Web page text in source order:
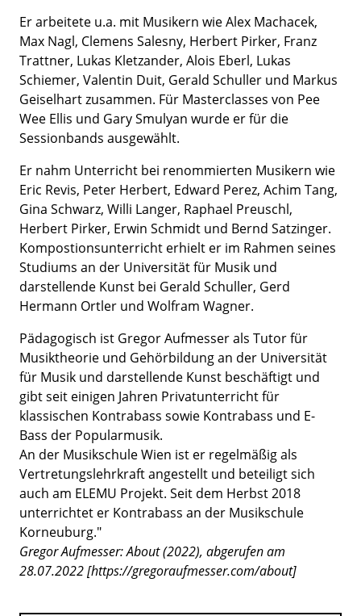
Er arbeitete u.a. mit Musikern wie Alex Machacek,
Max Nagl, Clemens Salesny, Herbert Pirker, Franz
Trattner, Lukas Kletzander, Alois Eberl, Lukas
Schiemer, Valentin Duit, Gerald Schuller und Markus
Geiselhart zusammen. Für Masterclasses von Pee
Wee Ellis und Gary Smulyan wurde er für die
Sessionbands ausgewählt.
Er nahm Unterricht bei renommierten Musikern wie
Eric Revis, Peter Herbert, Edward Perez, Achim Tang,
Gina Schwarz, Willi Langer, Raphael Preuschl,
Herbert Pirker, Erwin Schmidt und Bernd Satzinger.
Kompostionsunterricht erhielt er im Rahmen seines
Studiums an der Universität für Musik und
darstellende Kunst bei Gerald Schuller, Gerd
Hermann Ortler und Wolfram Wagner.
Pädagogisch ist Gregor Aufmesser als Tutor für
Musiktheorie und Gehörbildung an der Universität
für Musik und darstellende Kunst beschäftigt und
gibt seit einigen Jahren Privatunterricht für
klassischen Kontrabass sowie Kontrabass und E-
Bass der Popularmusik.
An der Musikschule Wien ist er regelmäßig als
Vertretungslehrkraft angestellt und beteiligt sich
auch am ELEMU Projekt. Seit dem Herbst 2018
unterrichtet er Kontrabass an der Musikschule
Korneuburg."
Gregor Aufmesser: About (2022), abgerufen am
28.07.2022 [https://gregoraufmesser.com/about]